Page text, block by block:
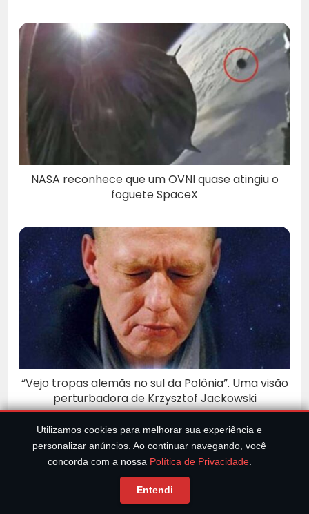
NASA reconhece que um OVNI quase atingiu o
foguete SpaceX
“Vejo tropas alemãs no sul da Polônia”. Uma visão
perturbadora de Krzysztof Jackowski
0 Comentários
Deixe um comentário
Utilizamos cookies para melhorar sua experiência e
personalizar anúncios. Ao continuar navegando, você
concorda com a nossa Política de Privacidade.
Entendi